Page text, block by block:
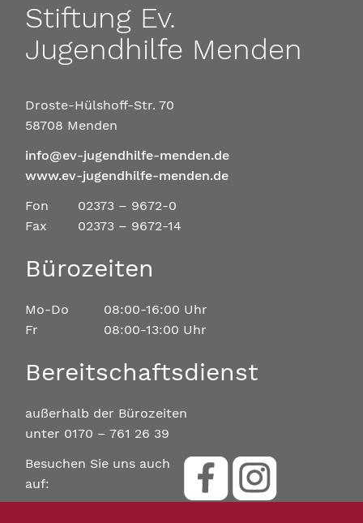
Stiftung Ev.
Jugendhilfe Menden
Droste-Hülshoff-Str. 70
58708 Menden
info@ev-jugendhilfe-menden.de
www.ev-jugendhilfe-menden.de
Fon
02373 – 9672-0
Fax
02373 – 9672-14
Bürozeiten
Mo-Do
08:00-16:00 Uhr
Fr
08:00-13:00 Uhr
Bereitschaftsdienst
außerhalb der Bürozeiten
unter 0170 – 761 26 39
Besuchen Sie uns auch
auf: